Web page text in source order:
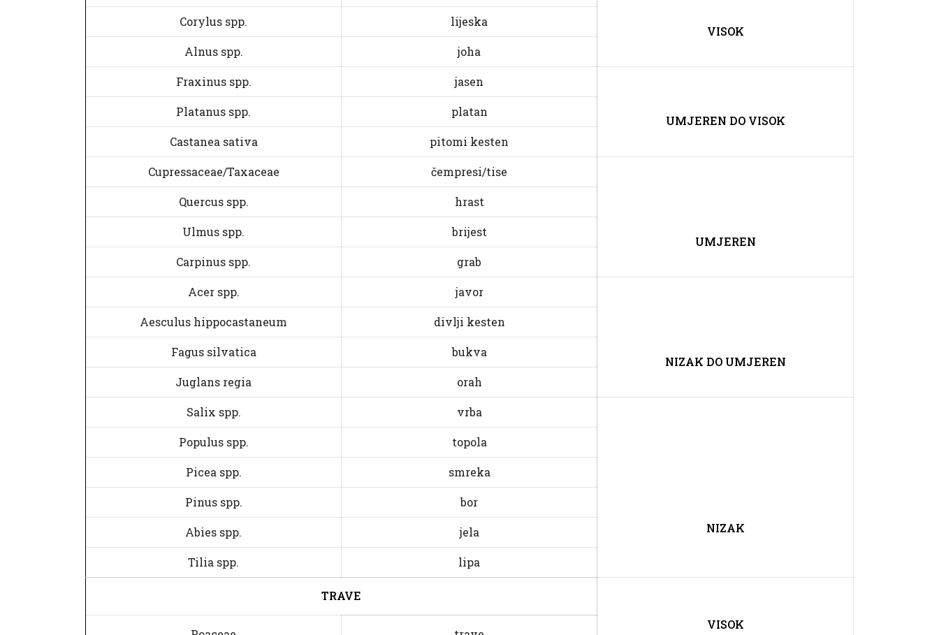
VISOK
Corylus spp. lijeska
Alnus spp. joha
Fraxinus spp. jasen
UMJEREN DO VISOK
Platanus spp. platan
Castanea sativa pitomi kesten
Cupressaceae/Taxaceae čempresi/tise
UMJEREN
Quercus spp. hrast
Ulmus spp. brijest
Carpinus spp. grab
Acer spp. javor
NIZAK DO UMJEREN
Aesculus hippocastaneum divlji kesten
Fagus silvatica bukva
Juglans regia orah
Salix spp. vrba
NIZAK
Populus spp. topola
Picea spp. smreka
Pinus spp. bor
Abies spp. jela
Tilia spp. lipa
TRAVE
VISOK